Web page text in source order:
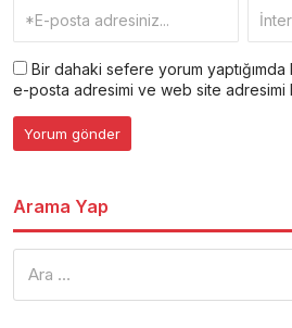
Bir dahaki sefere yorum yaptığımda
e-posta adresimi ve web site adresimi
Arama Yap